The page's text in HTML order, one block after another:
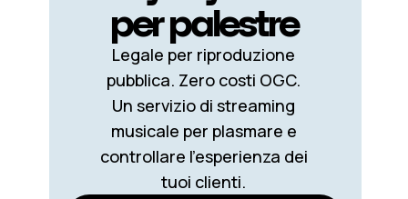
per palestre
Legale per riproduzione
pubblica. Zero costi OGC.
Un servizio di streaming
musicale per plasmare e
controllare l’esperienza dei
tuoi clienti.